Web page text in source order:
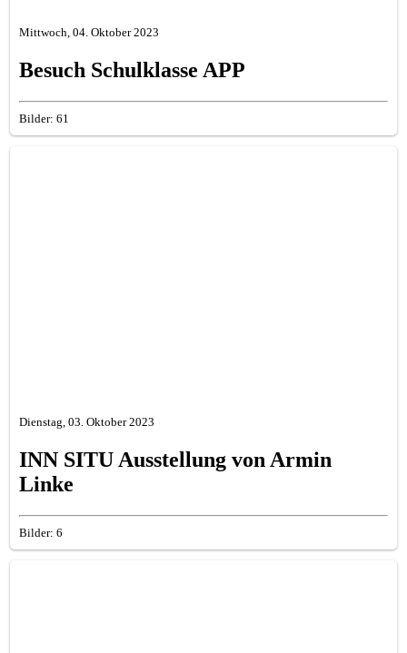
Mittwoch, 04. Oktober 2023
Besuch Schulklasse APP
Bilder: 61
Dienstag, 03. Oktober 2023
INN SITU Ausstellung von Armin
Linke
Bilder: 6